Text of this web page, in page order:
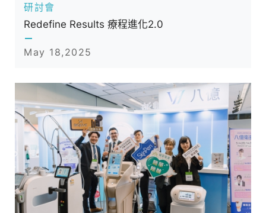
備
產
品
務
供
應
商
研討會
Redefine Results 療程進化2.0
May 18,2025